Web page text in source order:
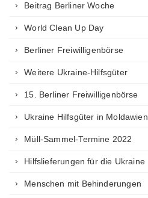
Beitrag Berliner Woche
World Clean Up Day
Berliner Freiwilligenbörse
Weitere Ukraine-Hilfsgüter
15. Berliner Freiwilligenbörse
Ukraine Hilfsgüter in Moldawien
Müll-Sammel-Termine 2022
Hilfslieferungen für die Ukraine
Menschen mit Behinderungen